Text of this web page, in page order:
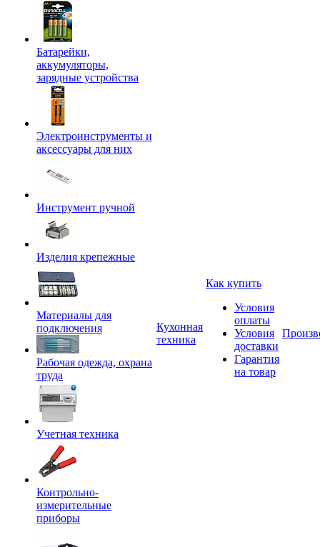
Батарейки,
аккумуляторы,
зарядные устройства
Электроинструменты и
аксессуары для них
Инструмент ручной
Изделия крепежные
Материалы для
подключения
Рабочая одежда, охрана
труда
Учетная техника
Контрольно-
измерительные
приборы
Кухонная
техника
Как купить
Условия
оплаты
Условия
доставки
Гарантия
на товар